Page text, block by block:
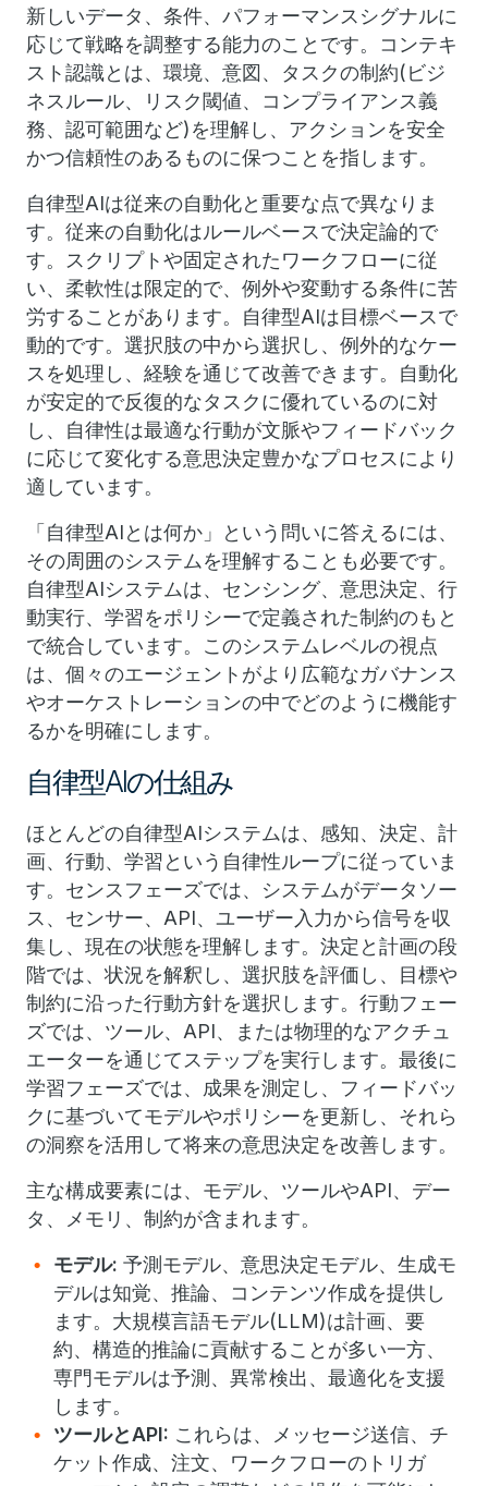
新しいデータ、条件、パフォーマンスシグナルに
応じて戦略を調整する能力のことです。コンテキ
スト認識とは、環境、意図、タスクの制約(ビジ
ネスルール、リスク閾値、コンプライアンス義
務、認可範囲など)を理解し、アクションを安全
かつ信頼性のあるものに保つことを指します。
自律型AIは従来の自動化と重要な点で異なりま
す。従来の自動化はルールベースで決定論的で
す。スクリプトや固定されたワークフローに従
い、柔軟性は限定的で、例外や変動する条件に苦
労することがあります。自律型AIは目標ベースで
動的です。選択肢の中から選択し、例外的なケー
スを処理し、経験を通じて改善できます。自動化
が安定的で反復的なタスクに優れているのに対
し、自律性は最適な行動が文脈やフィードバック
に応じて変化する意思決定豊かなプロセスにより
適しています。
「自律型AIとは何か」という問いに答えるには、
その周囲のシステムを理解することも必要です。
自律型AIシステムは、センシング、意思決定、行
動実行、学習をポリシーで定義された制約のもと
で統合しています。このシステムレベルの視点
は、個々のエージェントがより広範なガバナンス
やオーケストレーションの中でどのように機能す
るかを明確にします。
自律型AIの仕組み
ほとんどの自律型AIシステムは、感知、決定、計
画、行動、学習という自律性ループに従っていま
す。センスフェーズでは、システムがデータソー
ス、センサー、API、ユーザー入力から信号を収
集し、現在の状態を理解します。決定と計画の段
階では、状況を解釈し、選択肢を評価し、目標や
制約に沿った行動方針を選択します。行動フェー
ズでは、ツール、API、または物理的なアクチュ
エーターを通じてステップを実行します。最後に
学習フェーズでは、成果を測定し、フィードバッ
クに基づいてモデルやポリシーを更新し、それら
の洞察を活用して将来の意思決定を改善します。
主な構成要素には、モデル、ツールやAPI、デー
タ、メモリ、制約が含まれます。
モデル: 予測モデル、意思決定モデル、生成モ
デルは知覚、推論、コンテンツ作成を提供し
ます。大規模言語モデル(LLM)は計画、要
約、構造的推論に貢献することが多い一方、
専門モデルは予測、異常検出、最適化を支援
します。
ツールとAPI: これらは、メッセージ送信、チ
ケット作成、注文、ワークフローのトリガ